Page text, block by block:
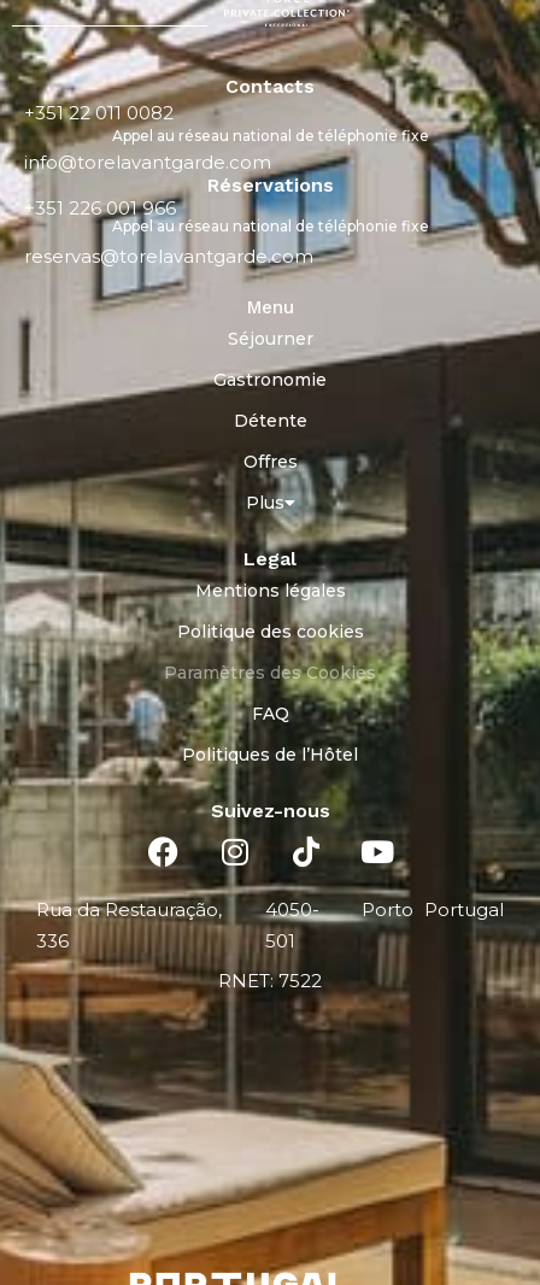
Contacts
+351 22 011 0082
Appel au réseau national de téléphonie fixe
info@torelavantgarde.com
Réservations
+351 226 001 966
Appel au réseau national de téléphonie fixe
reservas@torelavantgarde.com
Menu
Séjourner
Gastronomie
Détente
Offres
Plus
Legal
Mentions légales
Politique des cookies
Paramètres des Cookies
FAQ
Politiques de l’Hôtel
Suivez-nous
Rua da Restauração,
336
4050-
501
Porto Portugal
RNET: 7522